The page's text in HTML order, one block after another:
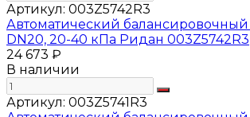
Артикул: 003Z5742R3
Автоматический балансировочный
DN20, 20-40 кПа Ридан 003Z5742R3
24 673 ₽
В наличии
Артикул: 003Z5741R3